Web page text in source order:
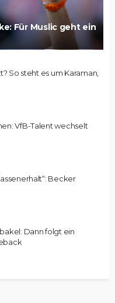
Für Muslic geht ein
So steht es um Karaman,
VfB-Talent wechselt
Becker
Dann folgt ein